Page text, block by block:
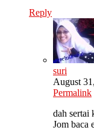
Reply
suri
August
Permalink
dah sertai
Jom